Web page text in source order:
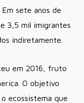
sete anos de
3,5 mil imigrantes
indiretamente.
em 2016, fruto
O objetivo
ecossistema que